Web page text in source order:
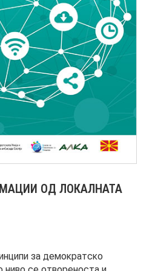
ОД ЛОКАЛНАТА
за демократско